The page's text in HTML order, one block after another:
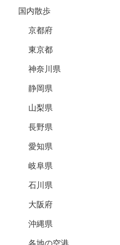
国内散歩
京都府
東京都
神奈川県
静岡県
山梨県
長野県
愛知県
岐阜県
石川県
大阪府
沖縄県
各地の空港